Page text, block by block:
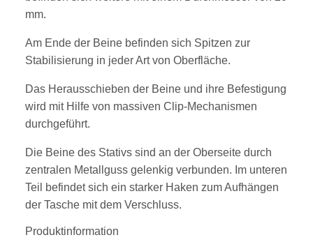
mm.
Am Ende der Beine befinden sich Spitzen zur
Stabilisierung in jeder Art von Oberfläche.
Das Herausschieben der Beine und ihre Befestigung
wird mit Hilfe von massiven Clip-Mechanismen
durchgeführt.
Die Beine des Stativs sind an der Oberseite durch
zentralen Metallguss gelenkig verbunden. Im unteren
Teil befindet sich ein starker Haken zum Aufhängen
der Tasche mit dem Verschluss.
Produktinformation